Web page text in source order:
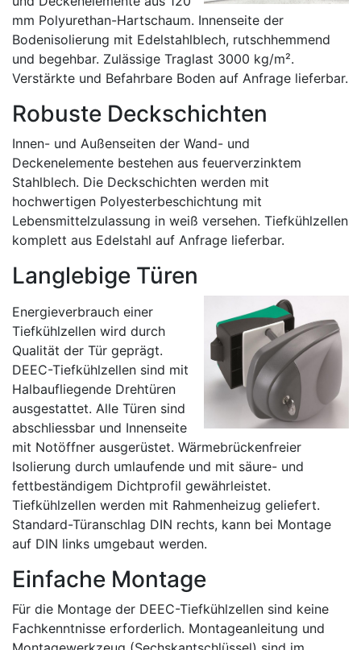
mm Polyurethan-Hartschaum. Innenseite der
Bodenisolierung mit Edelstahlblech, rutschhemmend
und begehbar. Zulässige Traglast 3000 kg/m².
Verstärkte und Befahrbare Boden auf Anfrage lieferbar.
Robuste Deckschichten
Innen- und Außenseiten der Wand- und
Deckenelemente bestehen aus feuerverzinktem
Stahlblech. Die Deckschichten werden mit
hochwertigen Polyesterbeschichtung mit
Lebensmittelzulassung in weiß versehen. Tiefkühlzellen
komplett aus Edelstahl auf Anfrage lieferbar.
Langlebige Türen
Energieverbrauch einer
Tiefkühlzellen wird durch
Qualität der Tür geprägt.
DEEC-Tiefkühlzellen sind mit
Halbaufliegende Drehtüren
ausgestattet. Alle Türen sind
abschliessbar und Innenseite
mit Notöffner ausgerüstet. Wärmebrückenfreier
Isolierung durch umlaufende und mit säure- und
fettbeständigem Dichtprofil gewährleistet.
Tiefkühlzellen werden mit Rahmenheizug geliefert.
Standard-Türanschlag DIN rechts, kann bei Montage
auf DIN links umgebaut werden.
Einfache Montage
Für die Montage der DEEC-Tiefkühlzellen sind keine
Fachkenntnisse erforderlich. Montageanleitung und